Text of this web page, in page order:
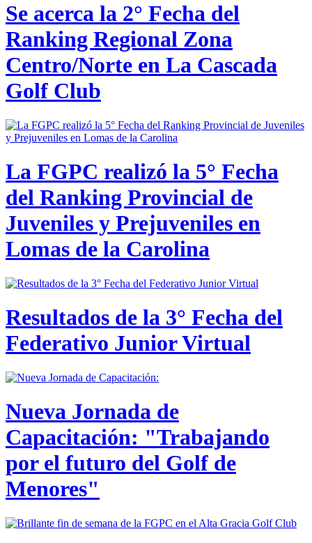
Se acerca la 2° Fecha del
Ranking Regional Zona
Centro/Norte en La Cascada
Golf Club
La FGPC realizó la 5° Fecha
del Ranking Provincial de
Juveniles y Prejuveniles en
Lomas de la Carolina
Resultados de la 3° Fecha del
Federativo Junior Virtual
Nueva Jornada de
Capacitación: "Trabajando
por el futuro del Golf de
Menores"